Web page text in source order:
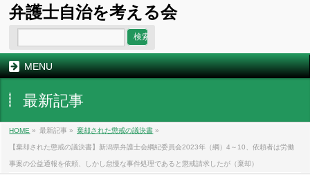
弁護士自治を考える会
MENU
最新記事
HOME » 最新記事 » 棄却された懲戒の議決書 »
【棄却された懲戒の議決書】新潟県弁護士会綱紀委員会2023年（綱）4～10、依頼者は労働
事案の公益通報を依頼、しかし怠慢な事件処理であると懲戒請求したが（棄却）